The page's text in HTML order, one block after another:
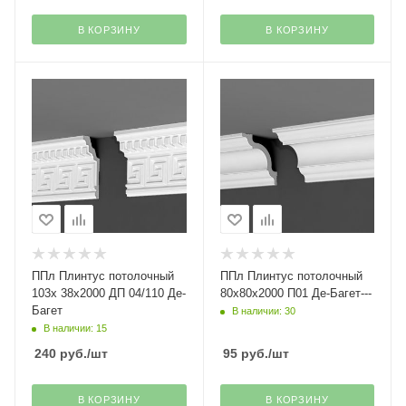
В КОРЗИНУ В КОРЗИНУ
ППл Плинтус потолочный
103х 38х2000 ДП 04/110 Де-
Багет
В наличии: 15
240 руб./шт
В КОРЗИНУ
ППл Плинтус потолочный
80х80х2000 П01 Де-Багет---
В наличии: 30
95руб./шт
В КОРЗИНУ